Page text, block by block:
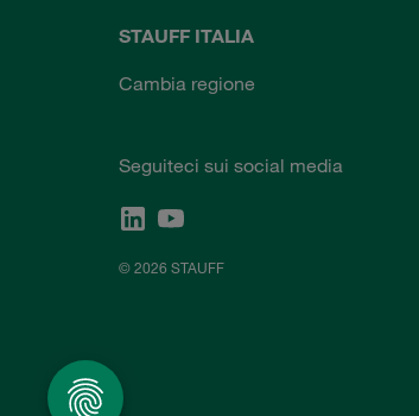
STAUFF ITALIA
Cambia regione
Seguiteci sui social media
© 2026 STAUFF